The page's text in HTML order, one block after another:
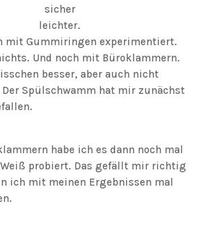
sicher
leichter.
mit Gummiringen experimentiert.
Und noch mit Büroklammern.
besser, aber auch nicht
Spülschwamm hat mir zunächst
habe ich es dann noch mal
probiert. Das gefällt mir richtig
ich mit meinen Ergebnissen mal